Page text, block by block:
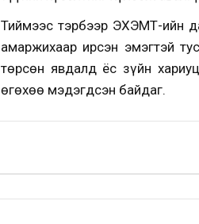
Тиймээс тэрбээр ЭХЭМҮТ-ийн
амаржихаар ирсэн эмэгтэй
төрсөн явдалд ёс зүйн
өгөхөө мэдэгдсэн байдаг.